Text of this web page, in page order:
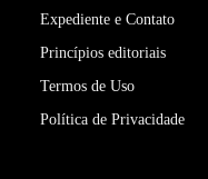
Expediente e Contato
Princípios editoriais
Termos de Uso
Política de Privacidade